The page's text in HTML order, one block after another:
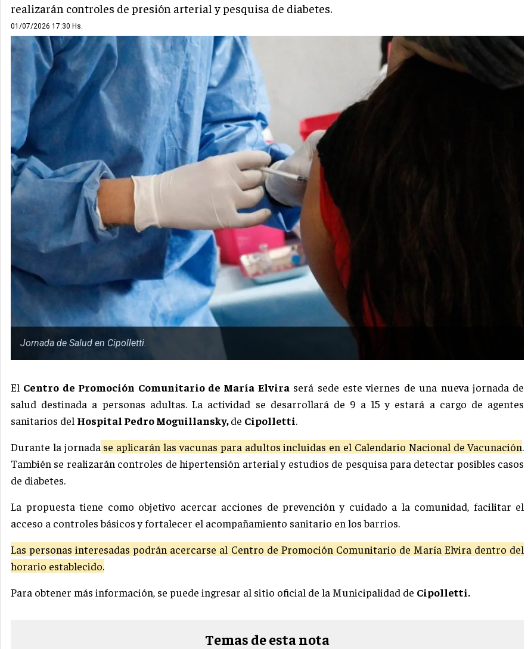
realizarán controles de presión arterial y pesquisa de diabetes.
01/07/2026 17:30 Hs.
Jornada de Salud en Cipolletti.
El Centro de Promoción Comunitario de María Elviraserá sede este viernes de una nueva jornada de
salud destinada a personas adultas. La actividad se desarrollará de 9 a 15 y estará a cargo de agentes
sanitarios del Hospital Pedro Moguillansky,de Cipolletti.
Durante la jornada se aplicarán las vacunas para adultos incluidas en el Calendario Nacional de Vacunación.
También se realizarán controles de hipertensión arterial y estudios de pesquisa para detectar posibles casos
de diabetes.
La propuesta tiene como objetivo acercar acciones de prevención y cuidado a la comunidad, facilitar el
acceso a controles básicos y fortalecer el acompañamiento sanitario en los barrios.
Las personas interesadas podrán acercarse al Centro de Promoción Comunitario de María Elvira dentro del
horario establecido.
Para obtener más información, se puede ingresar al sitio oficial de la Municipalidad de Cipolletti.
Temas de esta nota